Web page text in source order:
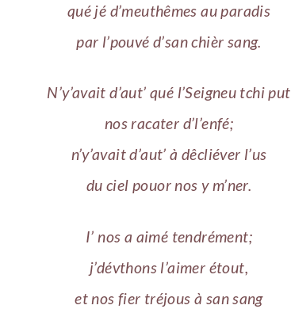
qué jé d’meuthêmes au paradis
par l’pouvé d’san chièr sang.
N’y’avait d’aut’ qué l’Seigneu tchi put
nos racater d’l’enfé;
n’y’avait d’aut’ à dêcliéver l’us
du ciel pouor nos y m’ner.
I’ nos a aimé tendrément;
j’dévthons l’aimer étout,
et nos fier tréjous à san sang